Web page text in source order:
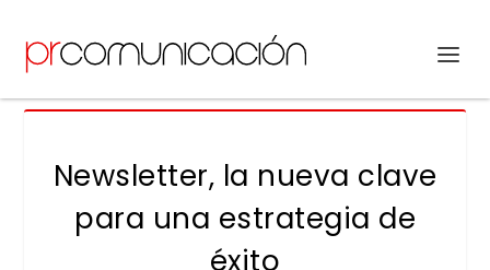
Newsletter, la nueva clave
para una estrategia de
éxito